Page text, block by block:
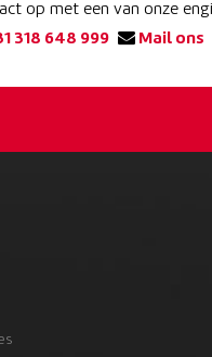
op met een van onze
318 648 999
Mail ons